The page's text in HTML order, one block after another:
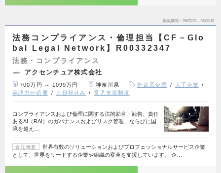
掲載期間 26/07/28～26/08/10
法務コンプライアンス・倫理担当【CF－Glo
bal Legal Network】R00332347
法務・コンプライアンス
アクセンチュア株式会社
700万円 ～ 1099万円 神奈川県 外資系企業
大手企業
英語力が必要
土日祝休み 育児支援制度
コンプライアンスおよび倫理に関する法的助言・勧告、責任
あるAI（RAI）のガバナンスおよびリスク管理、ならびに国
境を越え…
会社概要
世界有数のソリューションおよびプロフェッショナルサービス企業
として、世界をリードする企業や組織の変革を支援しています。 企…